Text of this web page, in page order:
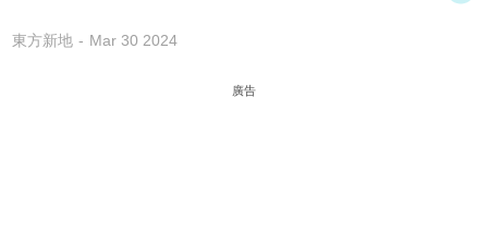
東方新地 Mar 30 2024
廣告